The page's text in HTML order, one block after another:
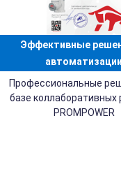
Эффективные
автоматизации
Профессиональные
базе коллаборативных
PROMPOWER